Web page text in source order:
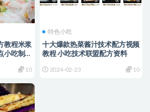
教程米浆
小吃制作
10
特色小吃
十大爆款热菜酱汁技术配方视频
教程 小吃技术联盟配方资料
2024-02-23 10